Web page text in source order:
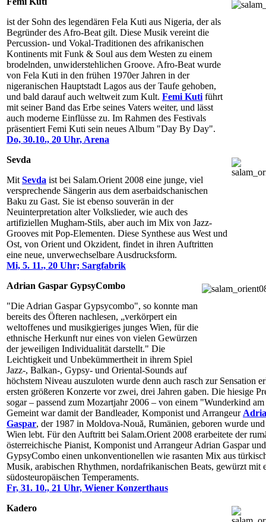
ist der Sohn des legendären Fela Kuti aus Nigeria, der als
Begründer des Afro-Beat gilt. Diese Musik vereint die
Percussion- und Vokal-Traditionen des afrikanischen
Kontinents mit Funk & Soul aus dem Westen zu einem
brodelnden, unwiderstehlichen Groove. Afro-Beat wurde
von Fela Kuti in den frühen 1970er Jahren in der
nigeranischen Hauptstadt Lagos aus der Taufe gehoben,
und bald darauf auch weltweit zum Kult. Femi Kuti führt
mit seiner Band das Erbe seines Vaters weiter, und lässt
auch moderne Einflüsse zu. Im Rahmen des Festivals
präsentiert Femi Kuti sein neues Album "Day By Day".
Do, 30.10., 20 Uhr, Arena
Sevda
Mit Sevda ist bei Salam.Orient 2008 eine junge, viel
versprechende Sängerin aus dem aserbaidschanischen
Baku zu Gast. Sie ist ebenso souverän in der
Neuinterpretation alter Volkslieder, wie auch des
artifiziellen Mugham-Stils, aber auch im Mix von Jazz-
Grooves mit Pop-Elementen. Diese Synthese aus West und
Ost, von Orient und Okzident, findet in ihren Auftritten
eine neue, unverwechselbare Ausdrucksform.
Mi, 5. 11., 20 Uhr; Sargfabrik
Adrian Gaspar GypsyCombo
"Die Adrian Gaspar Gypsycombo", so konnte man
bereits des Öfteren nachlesen, „verkörpert ein
weltoffenes und musikgieriges junges Wien, für die
ethnische Herkunft nur eines von vielen Gewürzen
der jeweiligen Individualität darstellt." Die
Leichtigkeit und Unbekümmertheit in ihrem Spiel
Jazz-, Balkan-, Gypsy- und Oriental-Sounds auf
höchstem Niveau auszuloten wurde denn auch rasch zur Sensation
ersten größeren Konzerte vor zwei, drei Jahren gaben. Die hiesige
sogar – passend zum Mozartjahr 2006 – von einem "Wunderkind
Gemeint war damit der Bandleader, Komponist und Arrangeur
Gaspar, der 1987 in Moldova-Nouă, Rumänien, geboren wurde
Wien lebt. Für den Auftritt bei Salam.Orient 2008 erarbeitete der
österreichische Pianist, Komponist und Arrangeur Adrian Gaspar
GypsyCombo einen unkonventionellen wie rasanten Mix aus
Musik, arabischen Rhythmen, nordafrikanischen Beats, gewürzt mit
südosteuropäischen Temperaments.
Fr, 31. 10., 21 Uhr, Wiener Konzerthaus
Kadero